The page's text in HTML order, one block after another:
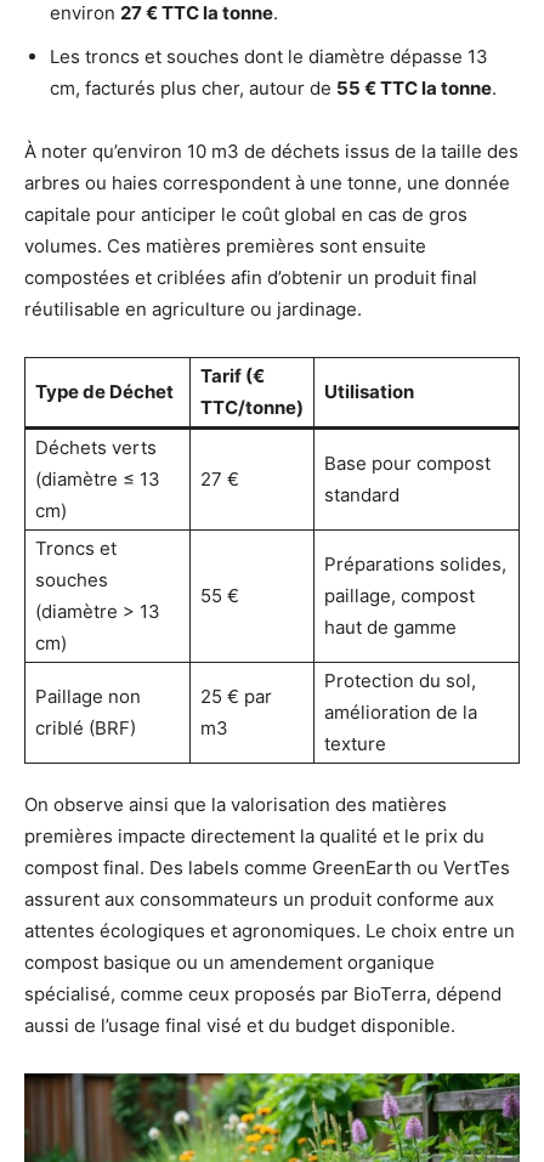
environ 27 € TTC la tonne.
Les troncs et souches dont le diamètre dépasse 13
cm, facturés plus cher, autour de 55 € TTC la tonne.
À noter qu’environ 10 m3 de déchets issus de la taille des
arbres ou haies correspondent à une tonne, une donnée
capitale pour anticiper le coût global en cas de gros
volumes. Ces matières premières sont ensuite
compostées et criblées afin d’obtenir un produit final
réutilisable en agriculture ou jardinage.
Type de Déchet
Tarif (€
TTC/tonne)
Utilisation
Déchets verts
(diamètre ≤ 13
cm)
27 €
Base pour compost
standard
Troncs et
souches
(diamètre > 13
cm)
55 €
Préparations solides,
paillage, compost
haut de gamme
Paillage non
criblé (BRF)
25 € par
m3
Protection du sol,
amélioration de la
texture
On observe ainsi que la valorisation des matières
premières impacte directement la qualité et le prix du
compost final. Des labels comme GreenEarth ou VertTes
assurent aux consommateurs un produit conforme aux
attentes écologiques et agronomiques. Le choix entre un
compost basique ou un amendement organique
spécialisé, comme ceux proposés par BioTerra, dépend
aussi de l’usage final visé et du budget disponible.